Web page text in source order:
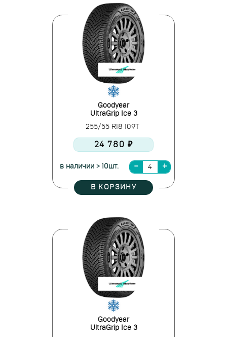
Goodyear
UltraGrip Ice 3
255/55 R18 109T
24 780 ₽
в наличии > 10шт.
В КОРЗИНУ
Goodyear
UltraGrip Ice 3